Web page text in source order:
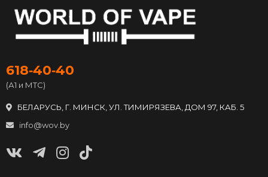
618‑40‑40
(А1 и МТС)
БЕЛАРУСЬ, Г. МИНСК, УЛ. ТИМИРЯЗЕВА, ДОМ 97, КАБ. 5
info@wov.by